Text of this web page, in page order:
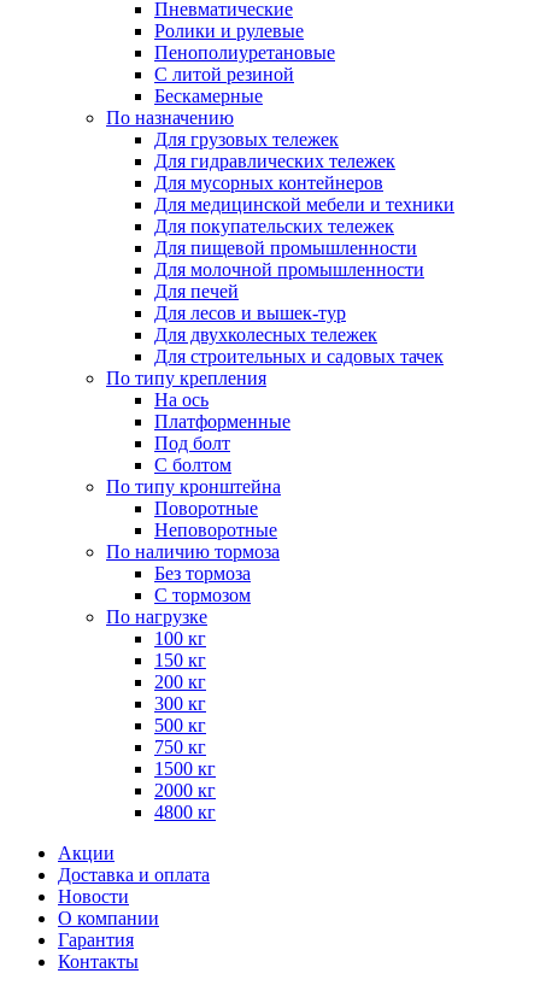
Пневматические
Ролики и рулевые
Пенополиуретановые
С литой резиной
Бескамерные
По назначению
Для грузовых тележек
Для гидравлических тележек
Для мусорных контейнеров
Для медицинской мебели и техники
Для покупательских тележек
Для пищевой промышленности
Для молочной промышленности
Для печей
Для лесов и вышек-тур
Для двухколесных тележек
Для строительных и садовых тачек
По типу крепления
На ось
Платформенные
Под болт
С болтом
По типу кронштейна
Поворотные
Неповоротные
По наличию тормоза
Без тормоза
С тормозом
По нагрузке
100 кг
150 кг
200 кг
300 кг
500 кг
750 кг
1500 кг
2000 кг
4800 кг
Акции
Доставка и оплата
Новости
О компании
Гарантия
Контакты